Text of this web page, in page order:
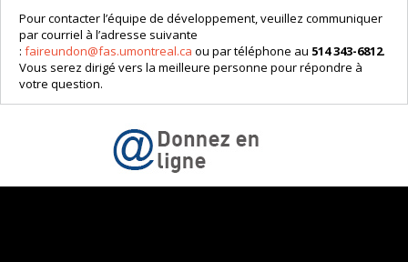
Pour contacter l’équipe de développement, veuillez communiquer
par courriel à l’adresse suivante
: faireundon@fas.umontreal.ca ou par téléphone au 514 343-6812.
Vous serez dirigé vers la meilleure personne pour répondre à
votre question.